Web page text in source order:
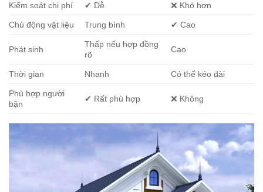
Kiểm soát chi phí
✔ Dễ ❌ Khó hơn
Chủ động vật liệu Trung bình ✔ Cao
Phát sinh
Thấp nếu hợp đồng
rõ
Cao
Thời gian Nhanh Có thể kéo dài
Phù hợp người
bận
✔ Rất phù hợp ❌ Không